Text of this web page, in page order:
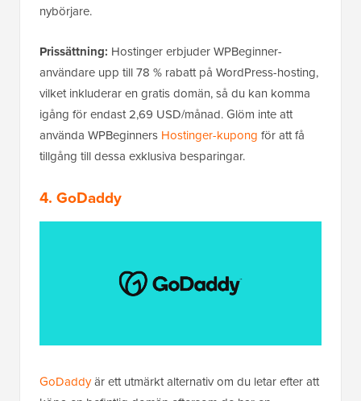
nybörjare.
Prissättning: Hostinger erbjuder WPBeginner-
användare upp till 78 % rabatt på WordPress-hosting,
vilket inkluderar en gratis domän, så du kan komma
igång för endast 2,69 USD/månad. Glöm inte att
använda WPBeginners Hostinger-kupong för att få
tillgång till dessa exklusiva besparingar.
4. GoDaddy
GoDaddyär ett utmärkt alternativ om du letar efter att